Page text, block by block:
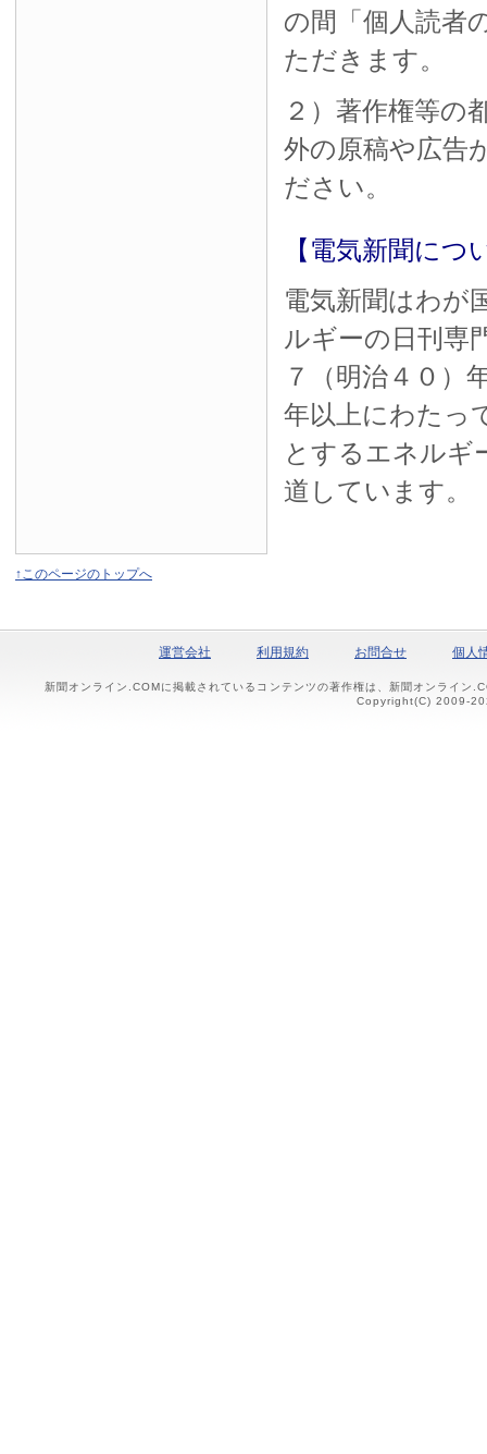
の間「個人読者
ただきます。
２）著作権等の
外の原稿や広告
ださい。
【電気新聞につ
電気新聞はわが
ルギーの日刊専
７（明治４０）
年以上にわたっ
とするエネルギ
道しています。
↑このページのトップへ
運営会社 利用規約 お問合せ 個人
新聞オンライン.COMに掲載されているコンテンツの著作権は、新聞オンライン
Copyright(C) 2009-